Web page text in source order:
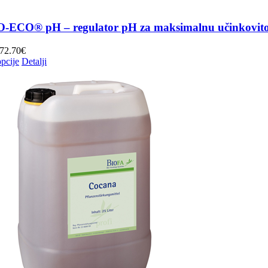
ECO® pH – regulator pH za maksimalnu
72.70€Raspon
cijena:
12.60€
do
72.70€
Ovaj
više
varijanti.
Detalji